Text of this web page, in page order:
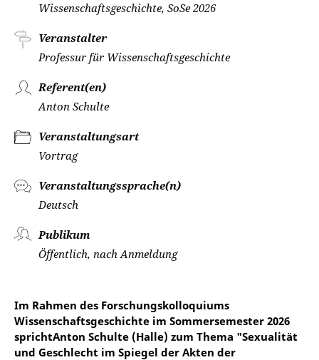
Wissenschaftsgeschichte, SoSe 2026
Veranstalter
Professur für Wissenschaftsgeschichte
Referent(en)
Anton Schulte
Veranstaltungsart
Vortrag
Veranstaltungssprache(n)
Deutsch
Publikum
Öffentlich, nach Anmeldung
Im Rahmen des Forschungskolloquiums
Wissenschaftsgeschichte im Sommersemester 2026
sprichtAnton Schulte (Halle) zum Thema "Sexualität
und Geschlecht im Spiegel der Akten der